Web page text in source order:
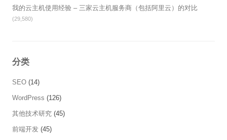
我的云主机使用经验 – 三家云主机服务商（包括阿里云）的对比
(29,580)
分类
SEO (14)
WordPress (126)
其他技术研究 (45)
前端开发 (45)